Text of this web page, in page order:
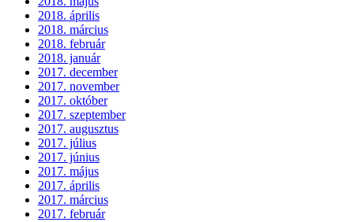
2018. április
2018. március
2018. február
2018. január
2017. december
2017. november
2017. október
2017. szeptember
2017. augusztus
2017. július
2017. június
2017. május
2017. április
2017. március
2017. február